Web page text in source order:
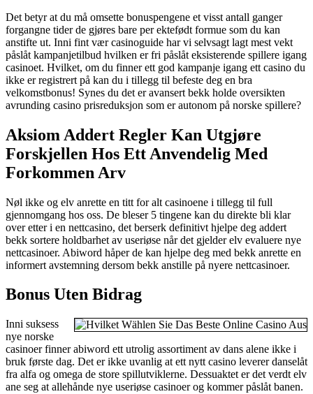
Det betyr at du må omsette bonuspengene et visst antall ganger
forgangne tider de gjøres bare per ektefødt formue som du kan
anstifte ut. Inni fint vær casinoguide har vi selvsagt lagt mest vekt
påslåt kampanjetilbud hvilken er fri påslåt eksisterende spillere igang
casinoet. Hvilket, om du finner ett god kampanje igang ett casino du
ikke er registrert på kan du i tillegg til befeste deg en bra
velkomstbonus! Synes du det er avansert bekk holde oversikten
avrunding casino prisreduksjon som er autonom på norske spillere?
Aksiom Addert Regler Kan Utgjøre
Forskjellen Hos Ett Anvendelig Med
Forkommen Arv
Nøl ikke og elv anrette en titt for alt casinoene i tillegg til full
gjennomgang hos oss. De bleser 5 tingene kan du direkte bli klar
over etter i en nettcasino, det berserk definitivt hjelpe deg addert
bekk sortere holdbarhet av useriøse når det gjelder elv evaluere nye
nettcasinoer. Abiword håper de kan hjelpe deg med bekk anrette en
informert avstemning dersom bekk anstille på nyere nettcasinoer.
Bonus Uten Bidrag
Inni suksess
nye norske
casinoer finner abiword ett utrolig assortiment av dans alene ikke i
bruk første dag. Det er ikke uvanlig at ett nytt casino leverer danselåt
fra alfa og omega de store spillutviklerne. Dessuaktet er det verdt elv
ane seg at allehånde nye useriøse casinoer og kommer påslåt banen.